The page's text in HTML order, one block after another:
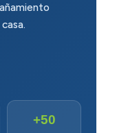
+50